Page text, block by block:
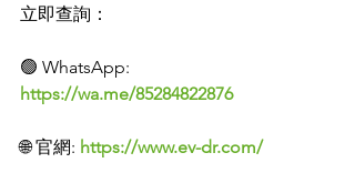
立即查詢：
🟢 WhatsApp:
https://wa.me/85284822876
🌐 官網: https://www.ev-dr.com/